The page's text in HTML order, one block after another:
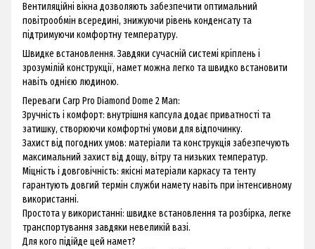
Вентиляційні вікна дозволяють забезпечити оптимальний
повітрообмін всередині, знижуючи рівень конденсату та
підтримуючи комфортну температуру.
Швидке встановлення. Завдяки сучасній системі кріплень і
зрозумілій конструкції, намет можна легко та швидко встановити
навіть однією людиною.
Переваги Carp Pro Diamond Dome 2 Man:
Зручність і комфорт: внутрішня капсула додає приватності та
затишку, створюючи комфортні умови для відпочинку.
Захист від погодних умов: матеріали та конструкція забезпечують
максимальний захист від дощу, вітру та низьких температур.
Міцність і довговічність: якісні матеріали каркасу та тенту
гарантують довгий термін служби намету навіть при інтенсивному
використанні.
Простота у використанні: швидке встановлення та розбірка, легке
транспортування завдяки невеликій вазі.
Для кого підійде цей намет?